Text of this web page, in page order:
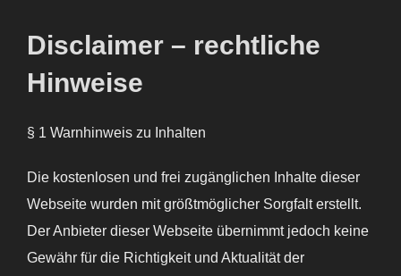
Disclaimer – rechtliche
Hinweise
§ 1 Warnhinweis zu Inhalten
Die kostenlosen und frei zugänglichen Inhalte dieser
Webseite wurden mit größtmöglicher Sorgfalt erstellt.
Der Anbieter dieser Webseite übernimmt jedoch keine
Gewähr für die Richtigkeit und Aktualität der